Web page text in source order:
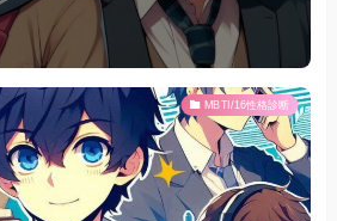
MBTI/16性格診断